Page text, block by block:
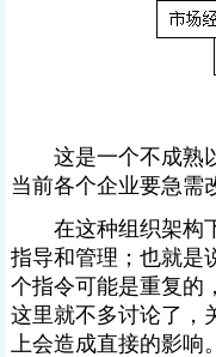
这是一个不成熟以
当前各个企业要急需
在这种组织架构下
指导和管理；也就是
个指令可能是重复的
这里就不多讨论了，
上会造成直接的影响